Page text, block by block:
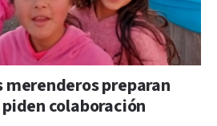
merenderos preparan
colaboración